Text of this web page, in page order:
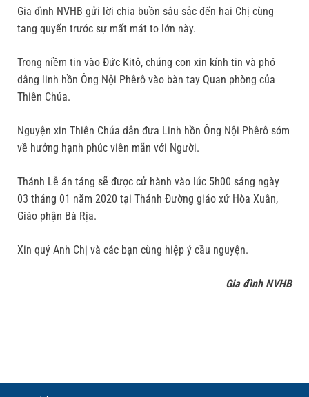
Gia đình NVHB gửi lời chia buồn sâu sắc đến hai Chị cùng
tang quyến trước sự mất mát to lớn này.
Trong niềm tin vào Đức Kitô, chúng con xin kính tin và phó
dâng linh hồn Ông Nội Phêrô vào bàn tay Quan phòng của
Thiên Chúa.
Nguyện xin Thiên Chúa dẫn đưa Linh hồn Ông Nội Phêrô sớm
về hưởng hạnh phúc viên mãn với Người.
Thánh Lễ án táng sẽ được cử hành vào lúc 5h00 sáng ngày
03 tháng 01 năm 2020 tại Thánh Đường giáo xứ Hòa Xuân,
Giáo phận Bà Rịa.
Xin quý Anh Chị và các bạn cùng hiệp ý cầu nguyện.
Gia đình NVHB